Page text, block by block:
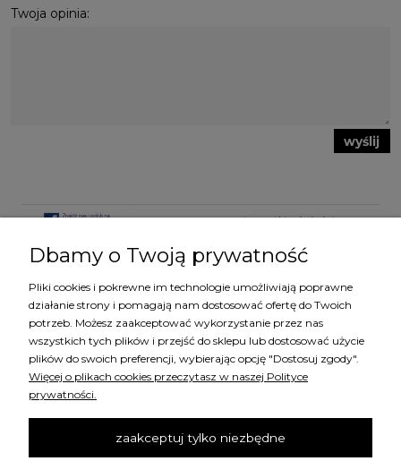
Twoja opinia:
wyślij
KATEGORIE
MARKI
ZAKUPY
Dbamy o Twoją prywatność
Pliki cookies i pokrewne im technologie umożliwiają poprawne
działanie strony i pomagają nam dostosować ofertę do Twoich
potrzeb. Możesz zaakceptować wykorzystanie przez nas
wszystkich tych plików i przejść do sklepu lub dostosować użycie
plików do swoich preferencji, wybierając opcję "Dostosuj zgody".
Więcej o plikach cookies przeczytasz w naszej Polityce
prywatności.
zaakceptuj tylko niezbędne